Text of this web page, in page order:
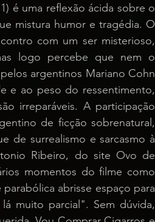
é uma reflexão ácida sobre o
mistura humor e tragédia. O
com um ser misterioso,
logo percebe que nem o
argentinos Mariano Cohn
e ao peso do ressentimento,
irreparáveis. A participação
de ficção sobrenatural,
de surrealismo e sarcasmo à
Ribeiro, do site Ovo de
momentos do filme como
abrisse espaço para
muito parcial". Sem dúvida,